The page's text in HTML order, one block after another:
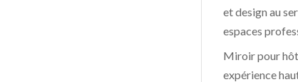
et design au
espaces
Miroir pour
expérience